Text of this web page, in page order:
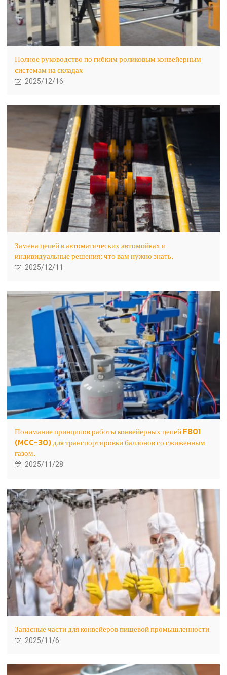
Полное руководство по гибким роликовым конвейерным
системам на складах
2025/12/16
Замена цепей в автоматических автомойках и
индивидуальные решения: что вам нужно знать.
2025/12/11
Понимание принципов работы конвейерных цепей F801
(MCC-30) для транспортировки баллонов со сжиженным
газом.
2025/11/28
Запасные части для конвейеров пищевой промышленности
2025/11/6